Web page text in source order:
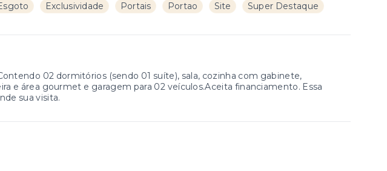
Exclusividade Portais Portao Site Super Destaque
02 dormitórios (sendo 01 suíte), sala, cozinha com gabinete,
e área gourmet e garagem para 02 veículos.Aceita financiamento. Essa
sua visita.